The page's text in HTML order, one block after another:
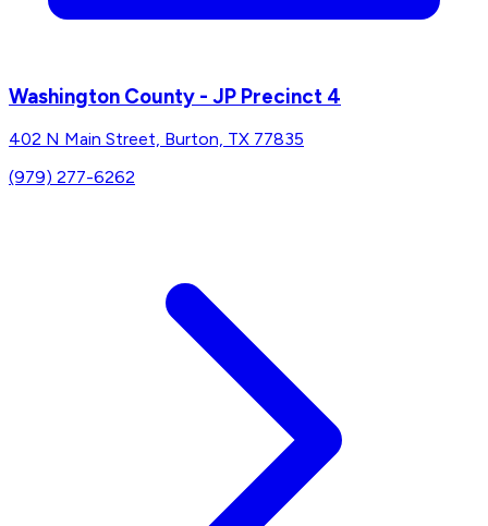
Washington County - JP Precinct 4
402 N Main Street, Burton, TX 77835
(979) 277-6262